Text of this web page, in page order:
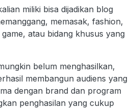
miliki bisa dijadikan blog
memasak, fashion,
atau bidang khusus yang
belum menghasilkan,
membangun audiens yang
dengan brand dan program
penghasilan yang cukup